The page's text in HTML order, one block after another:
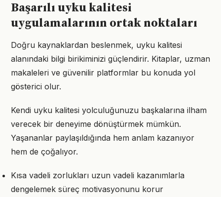
Başarılı uyku kalitesi
uygulamalarının ortak noktaları
Doğru kaynaklardan beslenmek, uyku kalitesi
alanındaki bilgi birikiminizi güçlendirir. Kitaplar, uzman
makaleleri ve güvenilir platformlar bu konuda yol
gösterici olur.
Kendi uyku kalitesi yolculuğunuzu başkalarına ilham
verecek bir deneyime dönüştürmek mümkün.
Yaşananlar paylaşıldığında hem anlam kazanıyor
hem de çoğalıyor.
Kısa vadeli zorlukları uzun vadeli kazanımlarla
dengelemek süreç motivasyonunu korur